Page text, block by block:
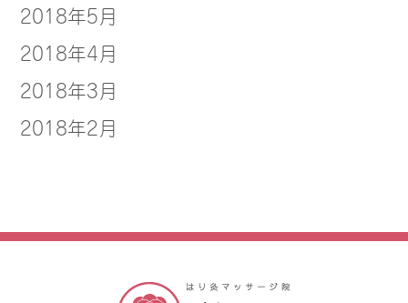
2018年5月
2018年4月
2018年3月
2018年2月